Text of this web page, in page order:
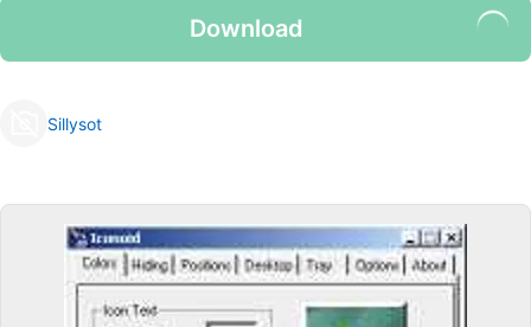
Download
Sillysot